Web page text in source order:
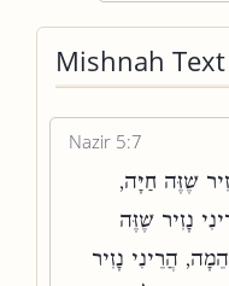
Mishnah Text
Nazir 5:7
שֶׁזֶּה חַיָּה,
נָזִיר שֶׁזֶּה
הֲרֵינִי נָזִיר